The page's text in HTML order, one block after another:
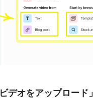
ビデオをアップロード」